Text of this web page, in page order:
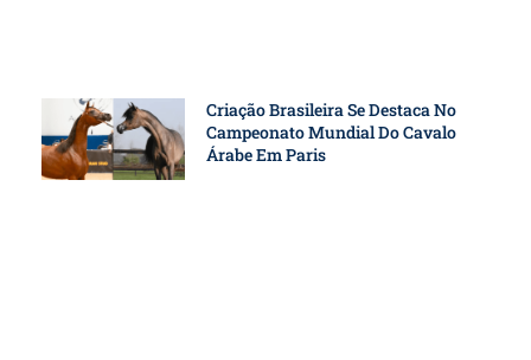
Criação Brasileira Se Destaca No
Campeonato Mundial Do Cavalo
Árabe Em Paris